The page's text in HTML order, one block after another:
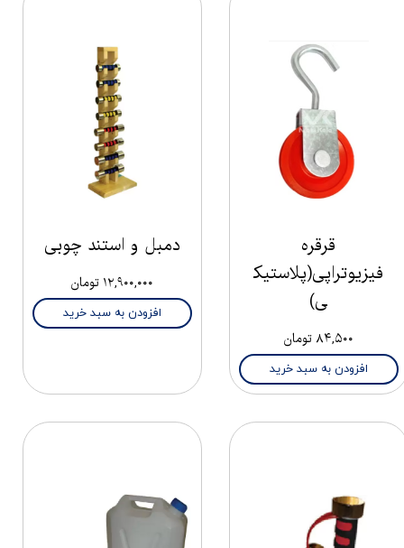
قرقره
فیزیوتراپی(پلاستیک
ی)
۸۴,۵۰۰ تومان
افزودن به سبد خرید
دمبل و استند چوبی
۱۲,۹۰۰,۰۰۰ تومان
افزودن به سبد خرید